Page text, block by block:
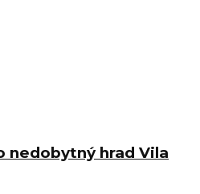
nedobytný hrad Vila